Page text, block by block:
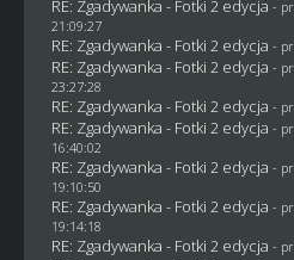
RE: Zgadywanka - Fotki 2 edycja -
21:09:27
RE: Zgadywanka - Fotki 2 edycja -
RE: Zgadywanka - Fotki 2 edycja -
23:27:28
RE: Zgadywanka - Fotki 2 edycja -
RE: Zgadywanka - Fotki 2 edycja -
16:40:02
RE: Zgadywanka - Fotki 2 edycja -
19:10:50
RE: Zgadywanka - Fotki 2 edycja -
19:14:18
RE: Zgadywanka - Fotki 2 edycja -